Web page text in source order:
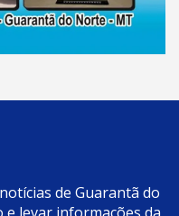
de Guarantã do